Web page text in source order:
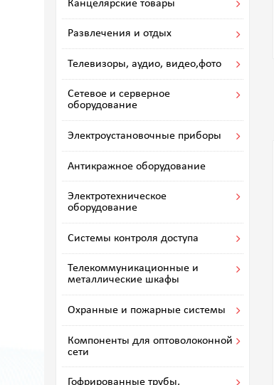
Канцелярские товары
Развлечения и отдых
Телевизоры, аудио, видео,фото
Сетевое и серверное
оборудование
Электроустановочные приборы
Антикражное оборудование
Электротехническое
оборудование
Системы контроля доступа
Телекоммуникационные и
металлические шкафы
Охранные и пожарные системы
Компоненты для оптоволоконной
сети
Гофрированные трубы,